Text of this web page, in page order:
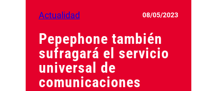
Actualidad 08/05/2023
Pepephone también
sufragará el servicio
universal de
comunicaciones